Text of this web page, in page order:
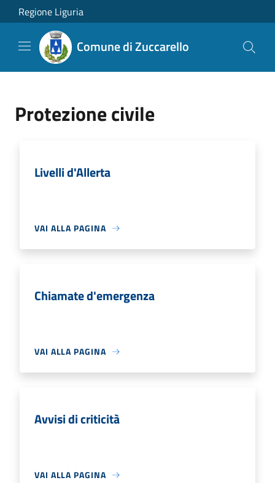
Salta al contenuto principale
Regione Liguria
Comune di Zuccarello
Protezione civile
Livelli d'Allerta
VAI ALLA PAGINA
Chiamate d'emergenza
VAI ALLA PAGINA
Avvisi di criticità
VAI ALLA PAGINA